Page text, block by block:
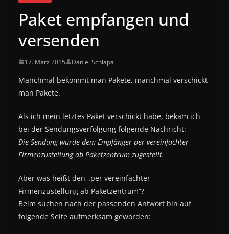
Paket empfangen und
versenden
17. März 2015 Daniel Schlapa
Manchmal bekommt man Pakete, manchmal verschickt
man Pakete.
Als ich mein letztes Paket verschickt habe, bekam ich
bei der Sendungsverfolgung folgende Nachricht:
Die Sendung wurde dem Empfänger per vereinfachter
Firmenzustellung ab Paketzentrum zugestellt.
Aber was heißt den „per vereinfachter
Firmenzustellung ab Paketzentrum“?
Beim suchen nach der passenden Antwort bin auf
folgende Seite aufmerksam geworden: